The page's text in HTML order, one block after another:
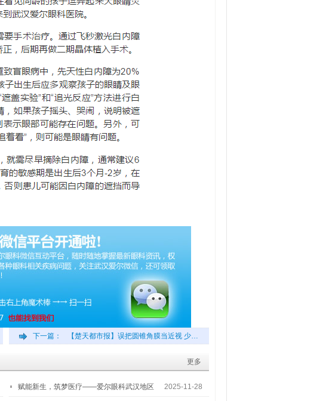
下一篇： 【楚天都市报】误把圆锥角膜当近视 少…
更多
赋能新生，筑梦医疗——爱尔眼科武汉地区 2025-11-28